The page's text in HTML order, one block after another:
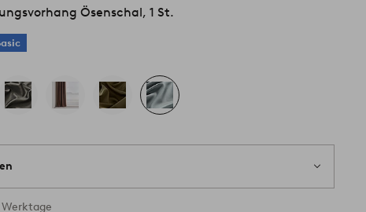
Ösenschal, 1 St.